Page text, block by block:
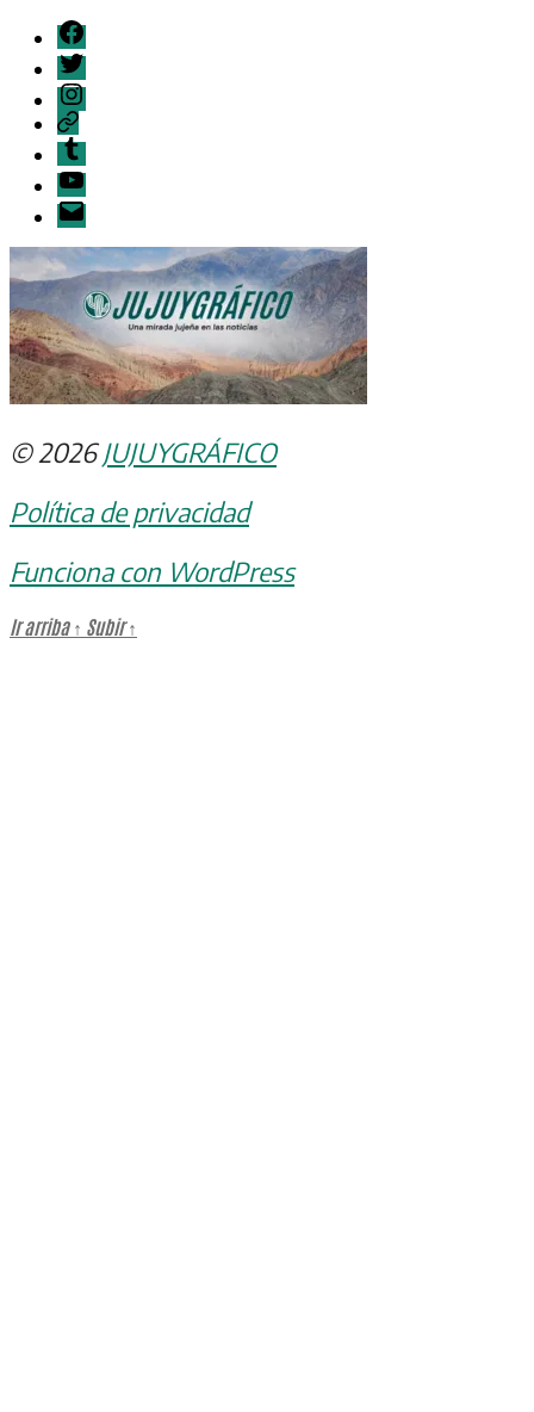
Facebook
Twitter
Instagram
Telegram
Tumblr
YouTube
Correo
electrónico
© 2026JUJUYGRÁFICO
Política de privacidad
Funciona con WordPress
Ir arriba ↑ Subir↑